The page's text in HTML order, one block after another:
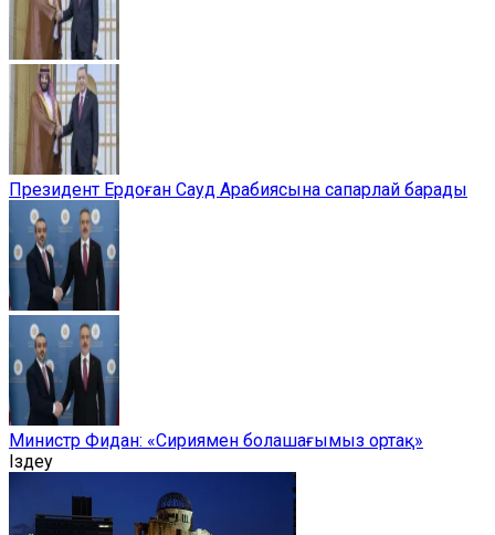
Президент Ердоған Сауд Арабиясына сапарлай барады
Министр Фидан: «Сириямен болашағымыз ортақ»
Іздеу